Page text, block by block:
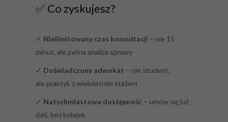
✅ Co zyskujesz?
✓ Nielimitowany czas konsultacji – nie 15
minut, ale pełna analiza sprawy
✓ Doświadczony adwokat – nie student,
ale praktyk z wieloletnim stażem
✓ Natychmiastowa dostępność – umów się już
dziś, bez kolejek